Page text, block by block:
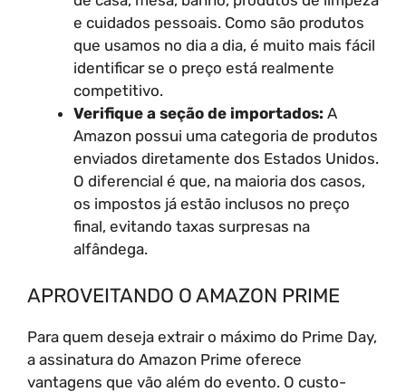
e cuidados pessoais. Como são produtos
que usamos no dia a dia, é muito mais fácil
identificar se o preço está realmente
competitivo.
Verifique a seção de importados: A
Amazon possui uma categoria de produtos
enviados diretamente dos Estados Unidos.
O diferencial é que, na maioria dos casos,
os impostos já estão inclusos no preço
final, evitando taxas surpresas na
alfândega.
APROVEITANDO O AMAZON PRIME
Para quem deseja extrair o máximo do Prime Day,
a assinatura do Amazon Prime oferece
vantagens que vão além do evento. O custo-